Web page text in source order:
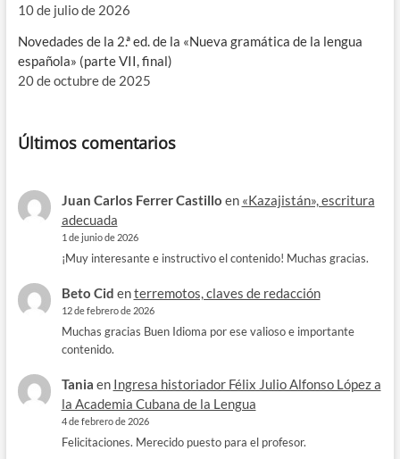
10 de julio de 2026
Novedades de la 2.ª ed. de la «Nueva gramática de la lengua
española» (parte VII, final)
20 de octubre de 2025
Últimos comentarios
Juan Carlos Ferrer Castillo en «Kazajistán», escritura
adecuada
1 de junio de 2026
¡Muy interesante e instructivo el contenido! Muchas gracias.
Beto Cid enterremotos, claves de redacción
12 de febrero de 2026
Muchas gracias Buen Idioma por ese valioso e importante
contenido.
Tania en Ingresa historiador Félix Julio Alfonso López a
la Academia Cubana de la Lengua
4 de febrero de 2026
Felicitaciones. Merecido puesto para el profesor.